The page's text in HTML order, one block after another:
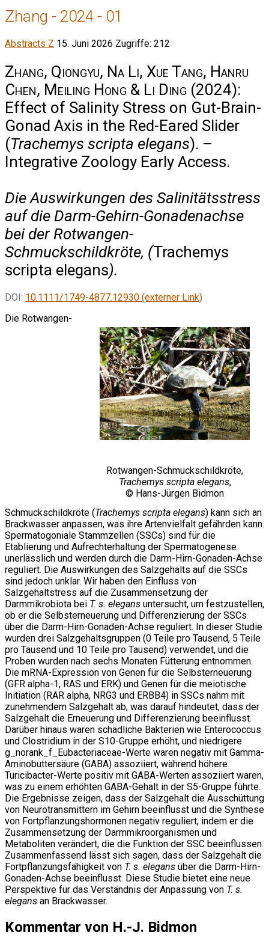
Zhang - 2024 - 01
Abstracts Z 15. Juni 2026 Zugriffe: 212
Zhang, Qiongyu, Na Li, Xue Tang, Hanru
Chen, Meiling Hong & Li Ding (2024):
Effect of Salinity Stress on Gut-Brain-
Gonad Axis in the Red-Eared Slider
(Trachemys scripta elegans). –
Integrative Zoology Early Access.
Die Auswirkungen des Salinitätsstress
auf die Darm-Gehirn-Gonadenachse
bei der Rotwangen-
Schmuckschildkröte, (Trachemys
scripta elegans).
DOI: 10.1111/1749-4877.12930 (externer Link)
Rotwangen-Schmuckschildkröte,
Trachemys scripta elegans,
© Hans-Jürgen Bidmon
Die Rotwangen-
Schmuckschildkröte (Trachemys scripta elegans) kann sich an
Brackwasser anpassen, was ihre Artenvielfalt gefährden kann.
Spermatogoniale Stammzellen (SSCs) sind für die
Etablierung und Aufrechterhaltung der Spermatogenese
unerlässlich und werden durch die Darm-Hirn-Gonaden-Achse
reguliert. Die Auswirkungen des Salzgehalts auf die SSCs
sind jedoch unklar. Wir haben den Einfluss von
Salzgehaltstress auf die Zusammensetzung der
Darmmikrobiota bei T. s. elegans untersucht, um festzustellen,
ob er die Selbsterneuerung und Differenzierung der SSCs
über die Darm-Hirn-Gonaden-Achse reguliert. In dieser Studie
wurden drei Salzgehaltsgruppen (0 Teile pro Tausend, 5 Teile
pro Tausend und 10 Teile pro Tausend) verwendet, und die
Proben wurden nach sechs Monaten Fütterung entnommen.
Die mRNA-Expression von Genen für die Selbsterneuerung
(GFR alpha-1, RAS und ERK) und Genen für die meiotische
Initiation (RAR alpha, NRG3 und ERBB4) in SSCs nahm mit
zunehmendem Salzgehalt ab, was darauf hindeutet, dass der
Salzgehalt die Erneuerung und Differenzierung beeinflusst.
Darüber hinaus waren schädliche Bakterien wie Enterococcus
und Clostridium in der S10-Gruppe erhöht, und niedrigere
g_norank_f_Eubacteriaceae-Werte waren negativ mit Gamma-
Aminobuttersäure (GABA) assoziiert, während höhere
Turicibacter-Werte positiv mit GABA-Werten assoziiert waren,
was zu einem erhöhten GABA-Gehalt in der S5-Gruppe führte.
Die Ergebnisse zeigen, dass der Salzgehalt die Ausschüttung
von Neurotransmittern im Gehirn beeinflusst und die Synthese
von Fortpflanzungshormonen negativ reguliert, indem er die
Zusammensetzung der Darmmikroorganismen und
Metaboliten verändert, die die Funktion der SSC beeinflussen.
Zusammenfassend lässt sich sagen, dass der Salzgehalt die
Fortpflanzungsfähigkeit von T. s. elegans über die Darm-Hirn-
Gonaden-Achse beeinflusst. Diese Studie bietet eine neue
Perspektive für das Verständnis der Anpassung von T. s.
elegans an Brackwasser.
Kommentar von H.-J. Bidmon